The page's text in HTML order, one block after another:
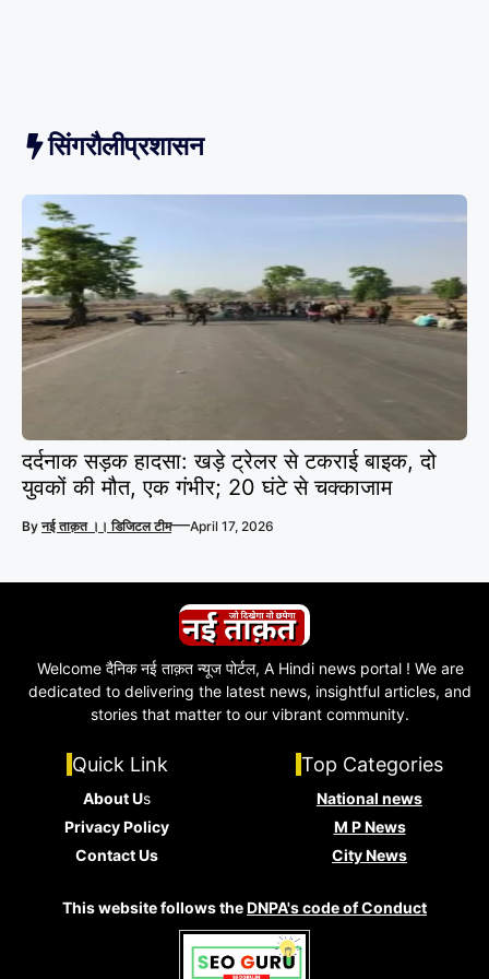
सिंगरौलीप्रशासन
दर्दनाक सड़क हादसा: खड़े ट्रेलर से टकराई बाइक, दो
युवकों की मौत, एक गंभीर; 20 घंटे से चक्काजाम
Byनई ताक़त ।। डिजिटल टीम—April 17, 2026
Welcome दैनिक नई ताक़त न्यूज पोर्टल, A Hindi news portal ! We are
dedicated to delivering the latest news, insightful articles, and
stories that matter to our vibrant community.
Quick Link
About Us
Privacy Policy
Contact Us
Top Categories
National news
M P News
City News
This website follows theDNPA's code of Conduct